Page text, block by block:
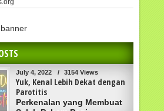
July 4, 2022 / 3154 Views
Yuk, Kenal Lebih Dekat dengan
Parotitis
Perkenalan yang Membuat